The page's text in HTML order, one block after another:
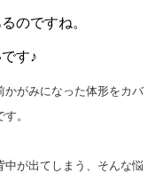
のですね。
す♪
かがみになった体形をカバ
。
が出てしまう、そんな悩